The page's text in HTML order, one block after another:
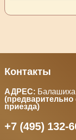
Контакты
АДРЕС:
(предварительно
приезда)
+7 (495) 132-